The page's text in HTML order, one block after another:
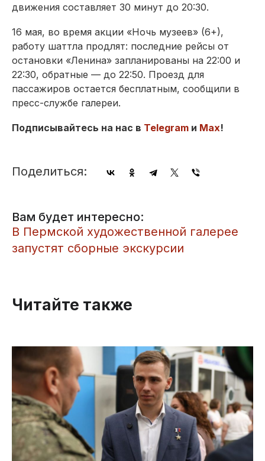
движения составляет 30 минут до 20:30.
16 мая, во время акции «Ночь музеев» (6+),
работу шаттла продлят: последние рейсы от
остановки «Ленина» запланированы на 22:00 и
22:30, обратные — до 22:50. Проезд для
пассажиров остается бесплатным, сообщили в
пресс-службе галереи.
Подписывайтесь на нас в Telegram и Max!
Поделиться:
Вам будет интересно:
​В Пермской художественной галерее
запустят сборные экскурсии
Читайте также